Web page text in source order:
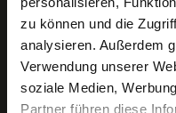
zu können und die
analysieren. Außerdem
Verwendung unserer
soziale Medien,
Partner führen diese
Über uns
Novotek-Gruppe